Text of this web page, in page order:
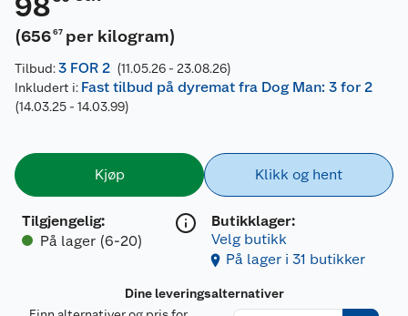
(656 67 per kilogram)
Tilbud:3 FOR 2 (11.05.26 - 23.08.26)
Inkludert i: Fast tilbud på dyremat fra Dog Man: 3 for 2
(14.03.25 - 14.03.99)
Kjøp
Tilgjengelig:
På lager (6-20)
Klikk og hent
Butikklager:
Velg butikk
På lager i 31 butikker
Dine leveringsalternativer